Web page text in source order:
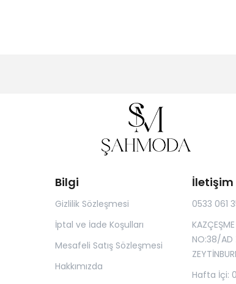
Bilgi
Gizlilik Sözleşmesi
İptal ve İade Koşulları
Mesafeli Satış Sözleşmesi
Hakkımızda
İletişim
0533 061
NO:38/AD
Hafta İçi: